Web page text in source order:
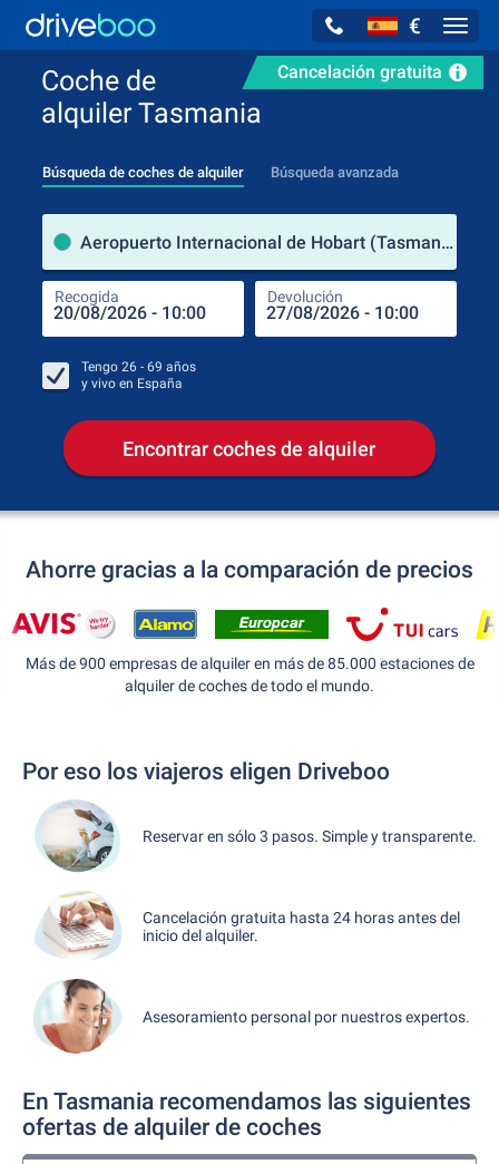
€
Cancelación gratuita
Coche de
alquiler Tasmania
Búsqueda de coches de alquiler Búsqueda avanzada
Aeropuerto Internacional de Hobart (Tasmania / Australia)
Recogida Devolución
Tengo 26 - 69 años
y vivo en España
Encontrar coches de alquiler
Ahorre gracias a la comparación de precios
Más de 900 empresas de alquiler en más de 85.000 estaciones de
alquiler de coches de todo el mundo.
Por eso los viajeros eligen Driveboo
Reservar en sólo 3 pasos. Simple y transparente.
Cancelación gratuita hasta 24 horas antes del
inicio del alquiler.
Asesoramiento personal por nuestros expertos.
En Tasmania recomendamos las siguientes
ofertas de alquiler de coches